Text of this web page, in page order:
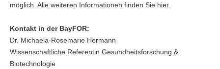
möglich. Alle weiteren Informationen finden Sie hier.
Kontakt in der BayFOR:
Dr. Michaela-Rosemarie Hermann
Wissenschaftliche Referentin Gesundheitsforschung &
Biotechnologie